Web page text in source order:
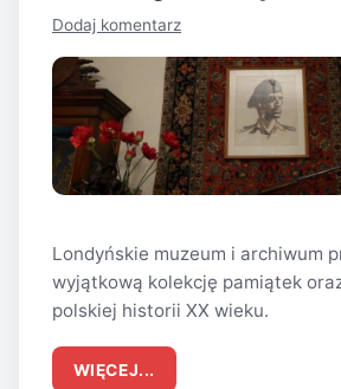
Dodaj komentarz
Londyńskie muzeum i archiwum
wyjątkową kolekcję pamiątek
polskiej historii XX wieku.
WIĘCEJ...